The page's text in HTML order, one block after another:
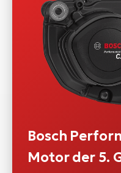
Bosch
Motor der 5.